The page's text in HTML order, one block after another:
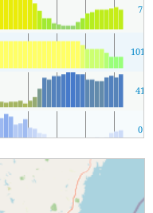
7
1012
41
0